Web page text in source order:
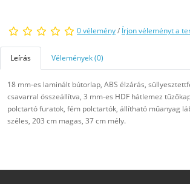
0 vélemény/ Írjon véleményt a
Leírás Vélemények (0)
18 mm-es laminált bútorlap, ABS élzárás,
csavarral összeállítva, 3 mm-es HDF hátlemez
polctartó furatok, fém polctartók, állítható műanyag
széles, 203 cm magas, 37 cm mély.